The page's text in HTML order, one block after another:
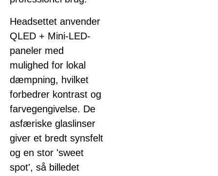
Headsettet anvender
QLED + Mini-LED-
paneler med
mulighed for lokal
dæmpning, hvilket
forbedrer kontrast og
farvegengivelse. De
asfæriske glaslinser
giver et bredt synsfelt
og en stor 'sweet
spot', så billedet